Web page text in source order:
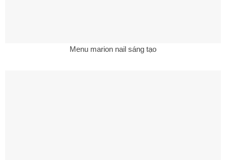
Menu marion nail sáng tạo